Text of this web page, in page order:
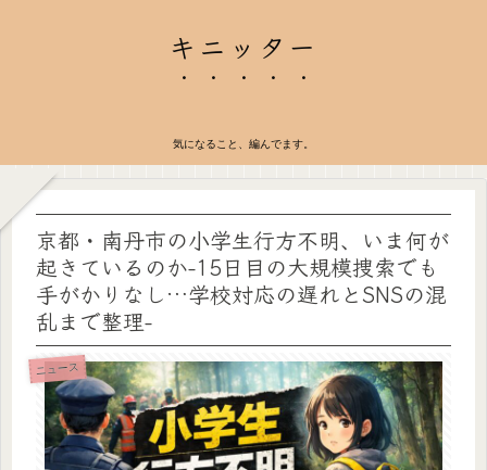
キニッター
気になること、編んでます。
京都・南丹市の小学生行方不明、いま何が
起きているのか-15日目の大規模捜索でも
手がかりなし…学校対応の遅れとSNSの混
乱まで整理-
ニュース